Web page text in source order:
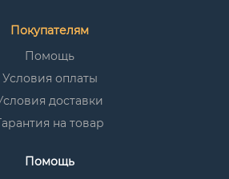
Покупателям
Помощь
Условия оплаты
доставки
на товар
Помощь